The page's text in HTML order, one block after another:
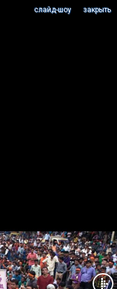
закрыть
cлайд-шоу